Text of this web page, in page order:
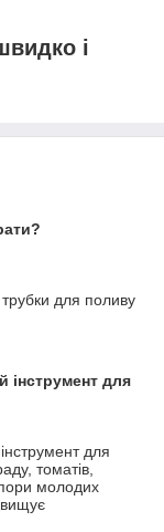
і
трубки для поливу
для
для
томатів,
молодих